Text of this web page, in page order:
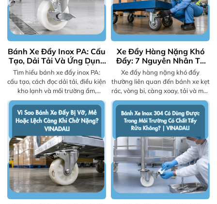
Bánh Xe Đẩy Inox PA: Cấu
Tạo, Dải Tải Và Ứng Dụng
Trong Môi Trường Ẩm
Tìm hiểu bánh xe đẩy inox PA:
cấu tạo, cách đọc dải tải, điều kiện
kho lạnh và môi trường ẩm,
checklist chọn bánh theo xe đẩy
và nhu cầu vệ sinh.
Xe Đẩy Hàng Nặng Khó
Đẩy: 7 Nguyên Nhân Từ
Bánh Xe Và Cách Kiểm
Tra | VINADALI
Xe đẩy hàng nặng khó đẩy
thường liên quan đến bánh xe kẹt
rác, vòng bi, càng xoay, tải và mặt
sàn. Xem checklist kiểm tra an
toàn trước khi thay bánh kỹ phù
hợp.